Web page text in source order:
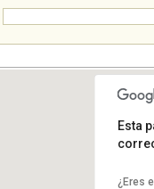
Esta
¿Eres